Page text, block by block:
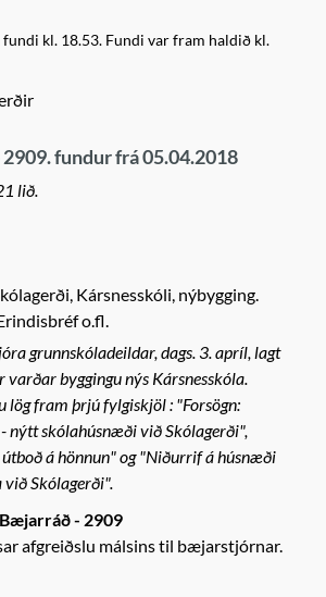
fundi kl. 18.53. Fundi var fram haldið kl.
fundur frá 05.04.2018
lið.
Kársnesskóli, nýbygging.
o.fl.
grunnskóladeildar, dags. 3. apríl, lagt
varðar byggingu nýs Kársnesskóla.
lög fram þrjú fylgiskjöl : "Forsögn:
nýtt skólahúsnæði við Skólagerði",
á hönnun" og "Niðurrif á húsnæði
við Skólagerði".
- 2909
afgreiðslu málsins til bæjarstjórnar.